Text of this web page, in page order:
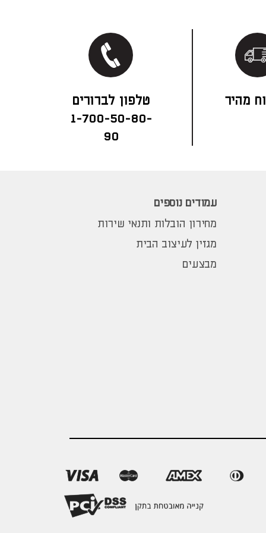
מהיר
1-700-50-80-
90
עמודים נוספים
מחירון הובלות ותנאי שירות
מגזין לעיצוב הבית
מבצעים